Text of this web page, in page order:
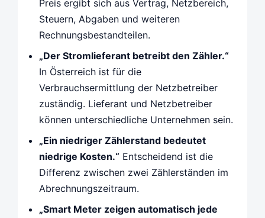
Preis ergibt sich aus Vertrag, Netzbereich,
Steuern, Abgaben und weiteren
Rechnungsbestandteilen.
„Der Stromlieferant betreibt den Zähler.“
In Österreich ist für die
Verbrauchsermittlung der Netzbetreiber
zuständig. Lieferant und Netzbetreiber
können unterschiedliche Unternehmen sein.
„Ein niedriger Zählerstand bedeutet
niedrige Kosten.“ Entscheidend ist die
Differenz zwischen zwei Zählerständen im
Abrechnungszeitraum.
„Smart Meter zeigen automatisch jede